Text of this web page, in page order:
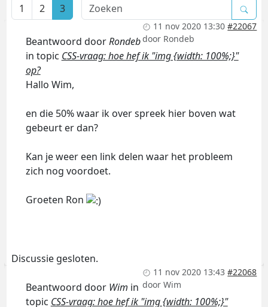
1 2 3
11 nov 2020 13:30 #22067
door Rondeb
Beantwoord doorRondeb
in topic CSS-vraag: hoe hef ik "img {width: 100%;}"
op?
Hallo Wim,
en die 50% waar ik over spreek hier boven wat
gebeurt er dan?
Kan je weer een link delen waar het probleem
zich nog voordoet.
Groeten Ron
Discussie gesloten.
11 nov 2020 13:43 #22068
doorWim
Beantwoord door Wim in
topic CSS-vraag: hoe hef ik "img {width: 100%;}"